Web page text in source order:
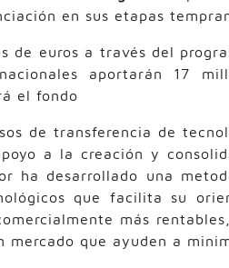
en sus etapas
de euros a través del
aportarán 17
el fondo
de transferencia de
a la creación y
ha desarrollado una
que facilita su
más
mercado que ayuden a